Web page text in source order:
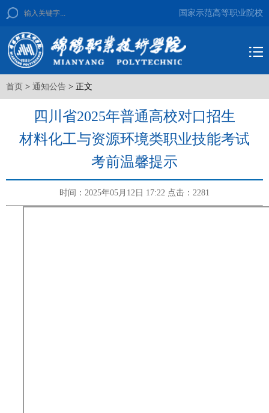
国家示范高等职业院校
首页 > 通知公告 > 正文
四川省2025年普通高校对口招生
材料化工与资源环境类职业技能考试
考前温馨提示
时间：2025年05月12日 17:22 点击： 2281